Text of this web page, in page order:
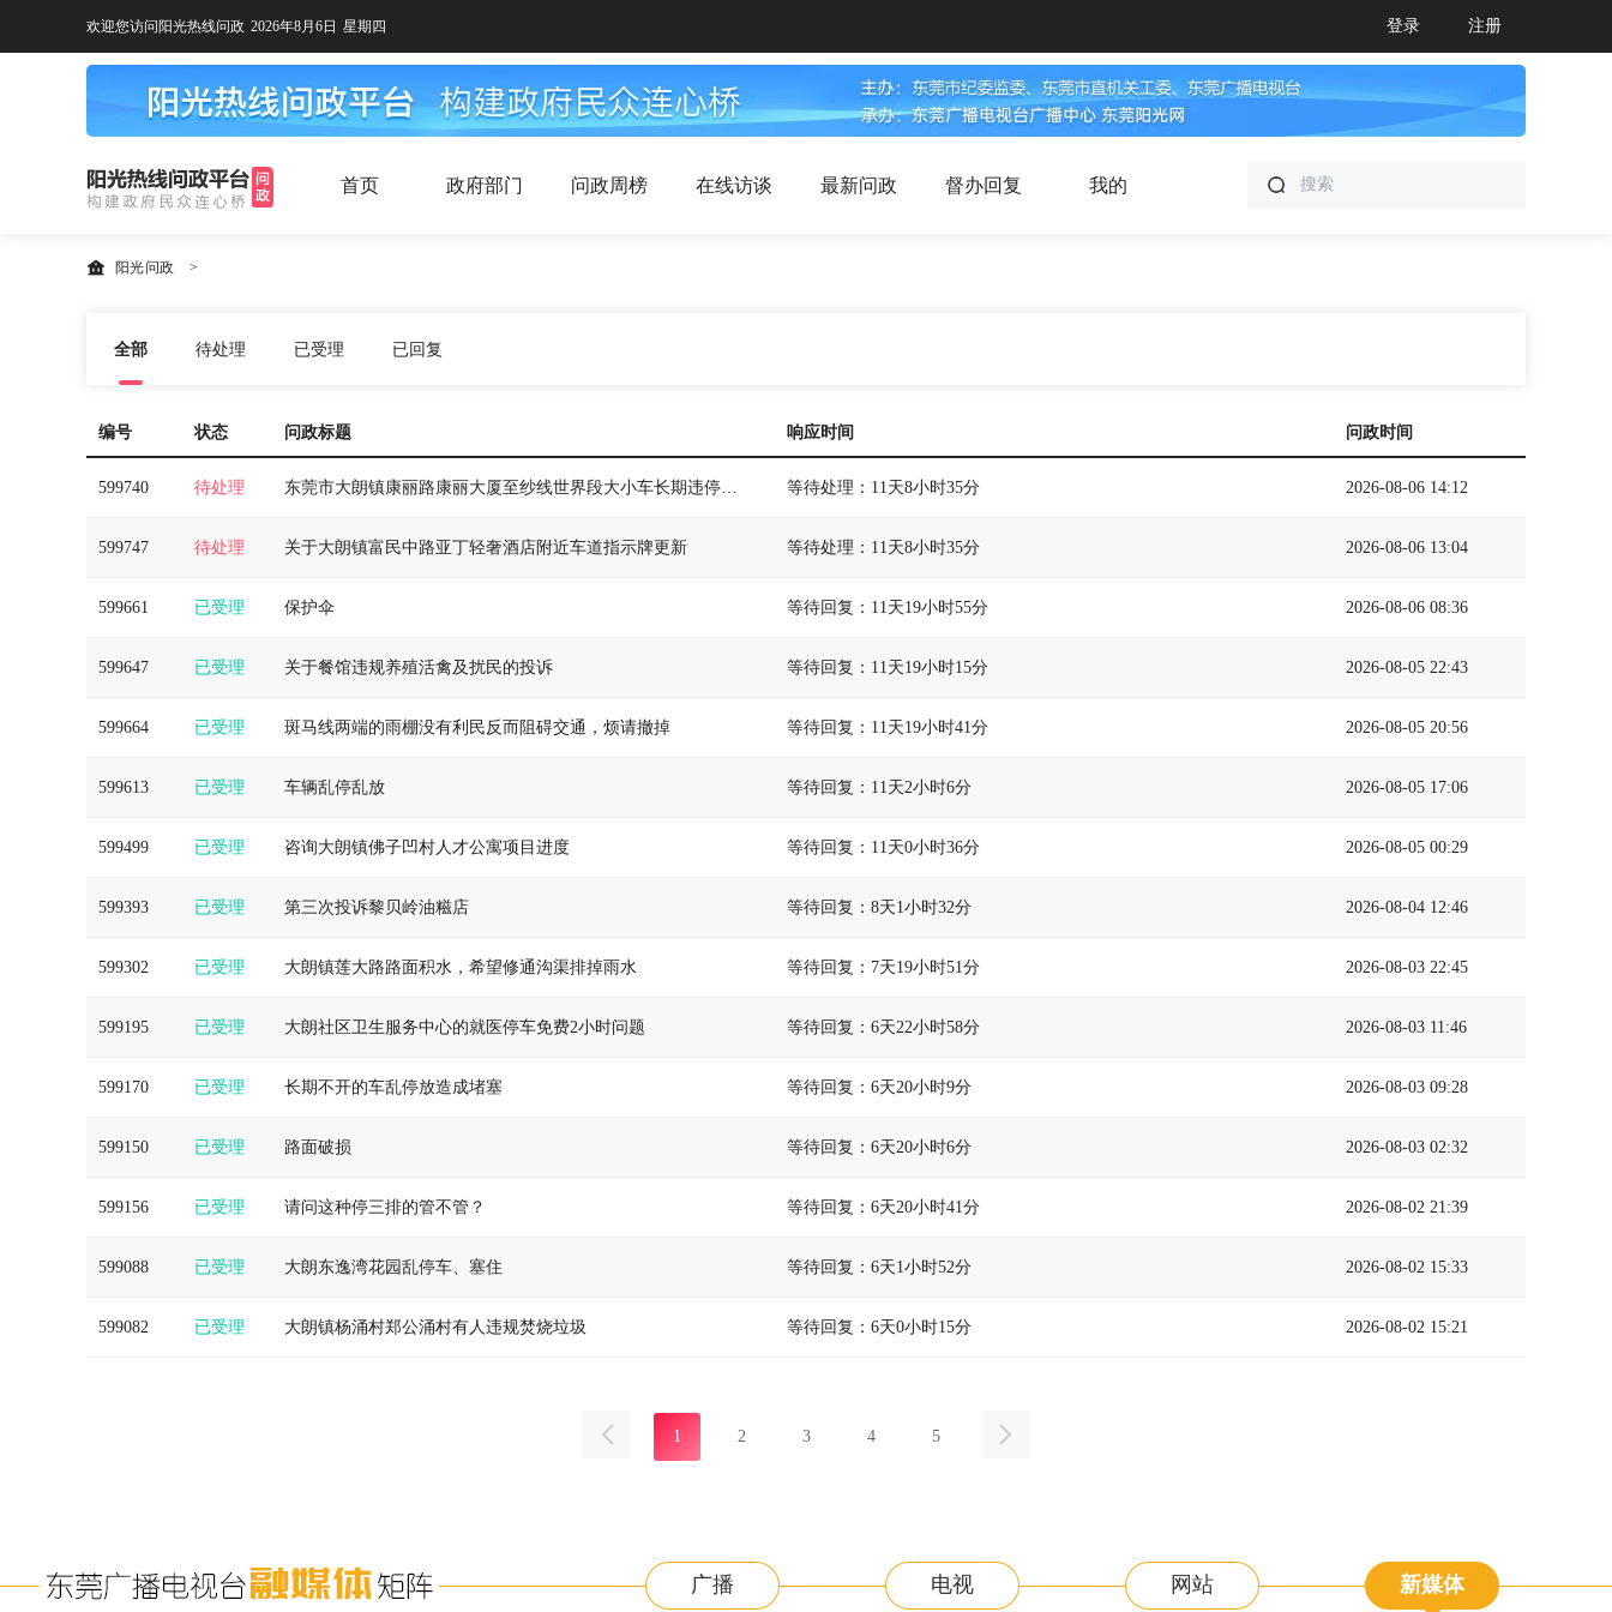
欢迎您访问阳光热线问政 2026年8月6日 星期四 登录 注册
首页 政府部门 问政周榜 在线访谈 最新问政 督办回复 我的
阳光问政 >
全部 待处理 已受理 已回复
编号 状态 问政标题 响应时间 问政时间
599740 待处理 东莞市大朗镇康丽路康丽大厦至纱线世界段大小车长期违停严重堵塞交通 等待处理：11天8小时35分 2026-08-06 14:12
599747 待处理 关于大朗镇富民中路亚丁轻奢酒店附近车道指示牌更新 等待处理：11天8小时35分 2026-08-06 13:04
599661 已受理 保护伞 等待回复：11天19小时55分 2026-08-06 08:36
599647 已受理 关于餐馆违规养殖活禽及扰民的投诉 等待回复：11天19小时15分 2026-08-05 22:43
599664 已受理 斑马线两端的雨棚没有利民反而阻碍交通，烦请撤掉 等待回复：11天19小时41分 2026-08-05 20:56
599613 已受理 车辆乱停乱放 等待回复：11天2小时6分 2026-08-05 17:06
599499 已受理 咨询大朗镇佛子凹村人才公寓项目进度 等待回复：11天0小时36分 2026-08-05 00:29
599393 已受理 第三次投诉黎贝岭油糍店 等待回复：8天1小时32分 2026-08-04 12:46
599302 已受理 大朗镇莲大路路面积水，希望修通沟渠排掉雨水 等待回复：7天19小时51分 2026-08-03 22:45
599195 已受理 大朗社区卫生服务中心的就医停车免费2小时问题 等待回复：6天22小时58分 2026-08-03 11:46
599170 已受理 长期不开的车乱停放造成堵塞 等待回复：6天20小时9分 2026-08-03 09:28
599150 已受理 路面破损 等待回复：6天20小时6分 2026-08-03 02:32
599156 已受理 请问这种停三排的管不管？ 等待回复：6天20小时41分 2026-08-02 21:39
599088 已受理 大朗东逸湾花园乱停车、塞住 等待回复：6天1小时52分 2026-08-02 15:33
599082 已受理 大朗镇杨涌村郑公涌村有人违规焚烧垃圾 等待回复：6天0小时15分 2026-08-02 15:21
1 2 3 4 5
广播 电视 网站 新媒体